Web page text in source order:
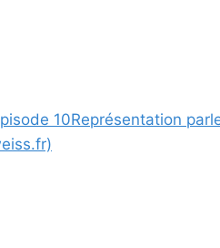
10Représentation